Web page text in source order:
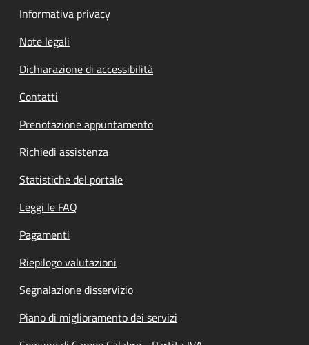
Informativa privacy
Note legali
Dichiarazione di accessibilità
Contatti
Prenotazione appuntamento
Richiedi assistenza
Statistiche del portale
Leggi le FAQ
Pagamenti
Riepilogo valutazioni
Segnalazione disservizio
Piano di miglioramento dei servizi